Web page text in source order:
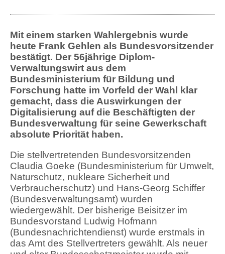
Mit einem starken Wahlergebnis wurde
heute Frank Gehlen als Bundesvorsitzender
bestätigt. Der 56jährige Diplom-
Verwaltungswirt aus dem
Bundesministerium für Bildung und
Forschung hatte im Vorfeld der Wahl klar
gemacht, dass die Auswirkungen der
Digitalisierung auf die Beschäftigten der
Bundesverwaltung für seine Gewerkschaft
absolute Priorität haben.
Die stellvertretenden Bundesvorsitzenden
Claudia Goeke (Bundesministerium für Umwelt,
Naturschutz, nukleare Sicherheit und
Verbraucherschutz) und Hans-Georg Schiffer
(Bundesverwaltungsamt) wurden
wiedergewählt. Der bisherige Beisitzer im
Bundesvorstand Ludwig Hofmann
(Bundesnachrichtendienst) wurde erstmals in
das Amt des Stellvertreters gewählt. Als neuer